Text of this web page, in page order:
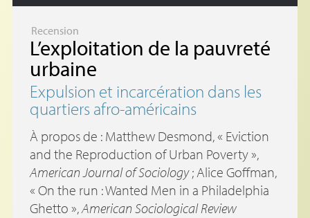
Recension
L’exploitation de la pauvreté
urbaine
Expulsion et incarcération dans les
quartiers afro-américains
À propos de : Matthew Desmond, « Eviction
and the Reproduction of Urban Poverty»,
American Journal of Sociology ; Alice Goffman,
« On the run : Wanted Men in a Philadelphia
Ghetto »,American Sociological Review